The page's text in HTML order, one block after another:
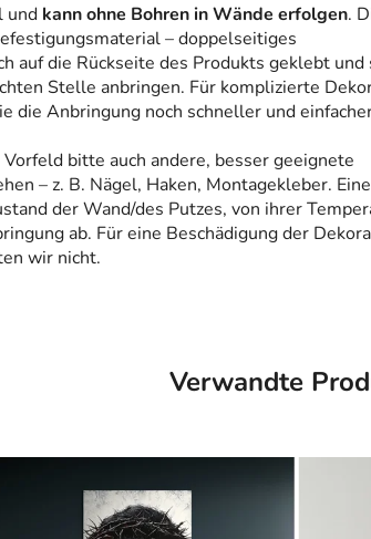
und kann ohne Bohren in Wände erfolgen.
– doppelseitiges
auf die Rückseite des Produkts geklebt und
Stelle anbringen. Für komplizierte
die Anbringung noch schneller und
bitte auch andere, besser geeignete
– z. B. Nägel, Haken, Montagekleber.
der Wand/des Putzes, von ihrer
ab. Für eine Beschädigung der
wir nicht.
Verwandte